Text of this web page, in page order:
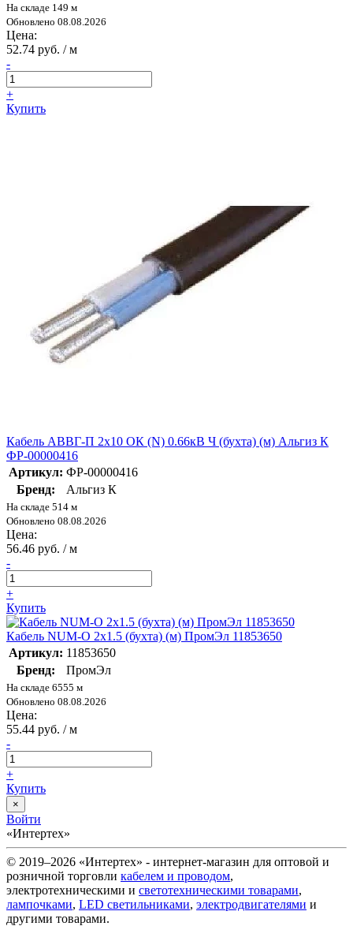
На складе 149 м
Обновлено 08.08.2026
Цена:
52.74 руб. / м
-
+
Купить
Кабель АВВГ-П 2х10 ОК (N) 0.66кВ Ч (бухта) (м) Альгиз К
ФР-00000416
Артикул: ФР-00000416
Бренд:
Альгиз К
На складе 514 м
Обновлено 08.08.2026
Цена:
56.46 руб. / м
-
+
Купить
Кабель NUM-O 2х1.5 (бухта) (м) ПромЭл 11853650
Артикул: 11853650
Бренд:
ПромЭл
На складе 6555 м
Обновлено 08.08.2026
Цена:
55.44 руб. / м
-
+
Купить
×
Войти
«Интертех»
© 2019–2026 «Интертех» - интернет-магазин для оптовой и
розничной торговли кабелем и проводом,
электротехническими и светотехническими товарами,
лампочками, LED светильниками, электродвигателями и
другими товарами.